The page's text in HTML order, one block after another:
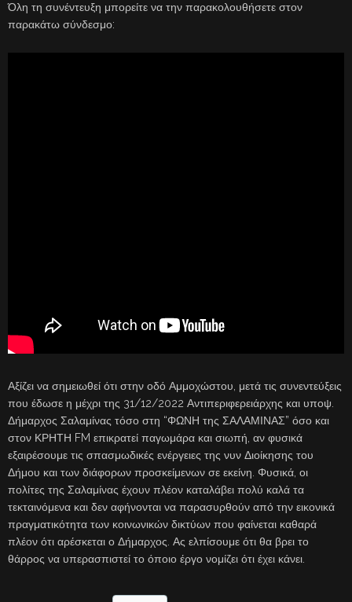
Όλη τη συνέντευξη μπορείτε να την παρακολουθήσετε στον
παρακάτω σύνδεσμο:
Αξίζει να σημειωθεί ότι στην οδό Αμμοχώστου, μετά τις συνεντεύξεις
που έδωσε η μέχρι της 31/12/2022 Αντιπεριφερειάρχης και υποψ.
Δήμαρχος Σαλαμίνας τόσο στη “ΦΩΝΗ της ΣΑΛΑΜΙΝΑΣ” όσο και
στον ΚΡΗΤΗ FM επικρατεί παγωμάρα και σιωπή, αν φυσικά
εξαιρέσουμε τις σπασμωδικές ενέργειες της νυν Διοίκησης του
Δήμου και των διάφορων προσκείμενων σε εκείνη. Φυσικά, οι
πολίτες της Σαλαμίνας έχουν πλέον καταλάβει πολύ καλά τα
τεκταινόμενα και δεν αφήνονται να παρασυρθούν από την εικονικά
πραγματικότητα των κοινωνικών δικτύων που φαίνεται καθαρά
πλέον ότι αρέσκεται ο Δήμαρχος. Ας ελπίσουμε ότι θα βρει το
θάρρος να υπερασπιστεί το όποιο έργο νομίζει ότι έχει κάνει.